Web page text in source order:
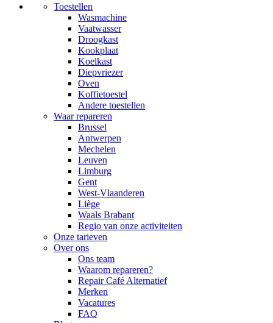
Toestellen
Wasmachine
Vaatwasser
Droogkast
Kookplaat
Koelkast
Diepvriezer
Oven
Koffietoestel
Andere toestellen
Waar repareren
Brussel
Antwerpen
Mechelen
Leuven
Limburg
Gent
West-Vlaanderen
Liège
Waals Brabant
Regio van onze activiteiten
Onze tarieven
Over ons
Ons team
Waarom repareren?
Repair Café Alternatief
Merken
Vacatures
FAQ